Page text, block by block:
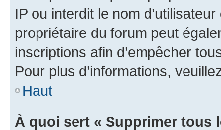
IP ou interdit le nom
propriétaire du forum peut
inscriptions afin d’empêcher
Pour plus d’informations,
Haut
À quoi sert « Supprimer tous